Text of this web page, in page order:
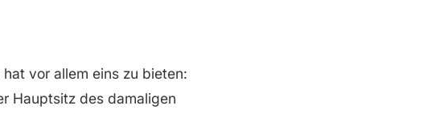
vor allem eins zu bieten:
Hauptsitz des damaligen